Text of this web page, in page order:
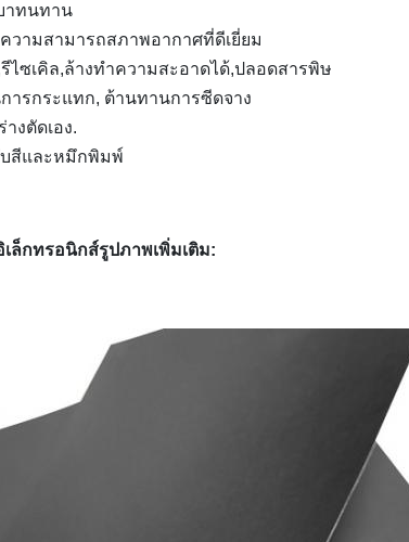
าทนทาน
ามสามารถสภาพอากาศที่ดีเยี่ยม
ไซเคิล,ล้างทำความสะอาดได้,ปลอดสารพิษ
ารกระแทก, ต้านทานการซีดจาง
งตัดเอง.
บสีและหมึกพิมพ์
ล็กทรอนิกส์รูปภาพเพิ่มเติม: